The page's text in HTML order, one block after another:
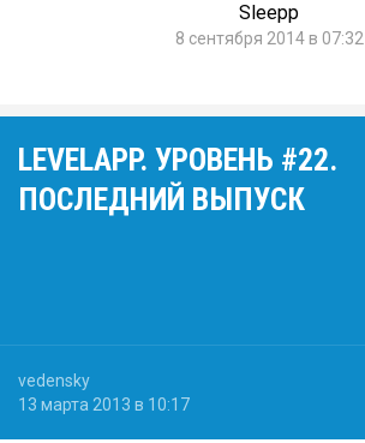
Sleepp
8 сентября 2014 в 07:32
LEVELAPP. УРОВЕНЬ #22.
ПОСЛЕДНИЙ ВЫПУСК
vedensky
13 марта 2013 в 10:17